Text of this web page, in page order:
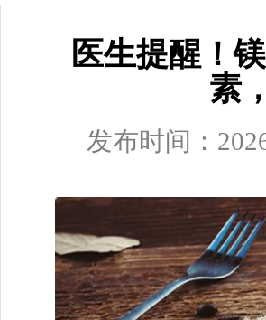
医生提醒！
素
发布时间：